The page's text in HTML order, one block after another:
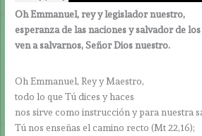
Oh Emmanuel, rey y legislador nuestro,
esperanza de las naciones y salvador de
ven a salvarnos, Señor Dios nuestro.
Oh Emmanuel, Rey y Maestro,
todo lo que Tú dices y haces
nos sirve como instrucción y para nuestra
Tú nos enseñas el camino recto (Mt 22,16);